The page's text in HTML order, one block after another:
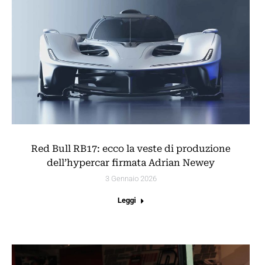
Red Bull RB17: ecco la veste di produzione
dell’hypercar firmata Adrian Newey
3 Gennaio 2026
Leggi